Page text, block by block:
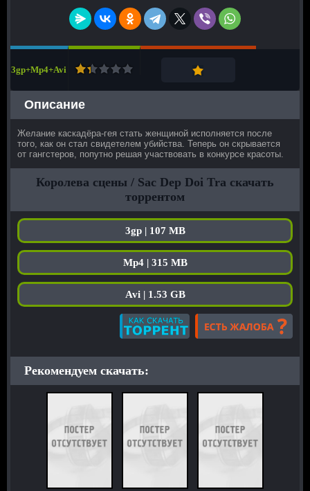
3gp+Mp4+Avi
Описание
Желание каскадёра-гея стать женщиной исполняется после
того, как он стал свидетелем убийства. Теперь он скрывается
от гангстеров, попутно решая участвовать в конкурсе красоты.
Королева сцены / Sac Dep Doi Tra скачать
торрентом
3gp | 107 MB
Mp4 | 315 MB
Avi | 1.53 GB
Рекомендуем скачать: